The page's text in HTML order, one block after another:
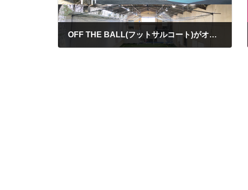
OFF THE BALL(フットサルコート)がオープンしました！